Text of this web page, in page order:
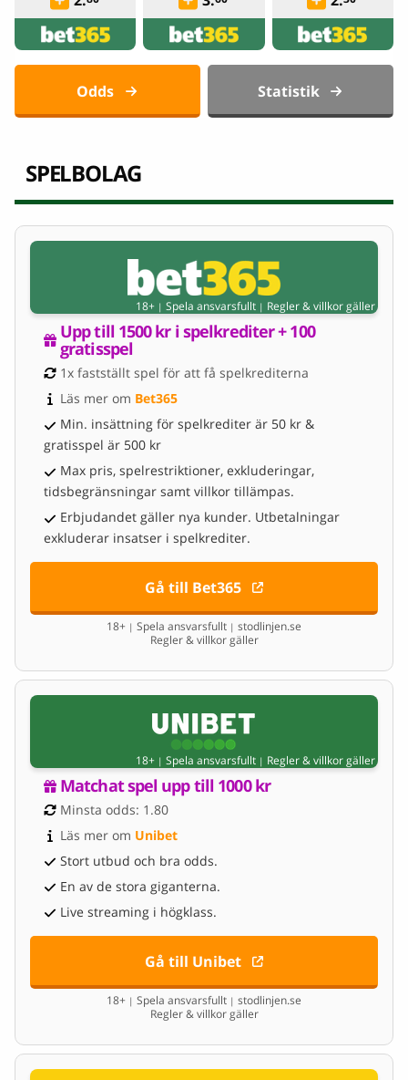
Odds Statistik
SPELBOLAG
18+ | Spela ansvarsfullt | Regler & villkor gäller
Upp till 1500 kr i spelkrediter + 100
gratisspel
1x fastställt spel för att få spelkrediterna
Läs mer om Bet365
Min. insättning för spelkrediter är 50 kr &
gratisspel är 500 kr
Max pris, spelrestriktioner, exkluderingar,
tidsbegränsningar samt villkor tillämpas.
Erbjudandet gäller nya kunder. Utbetalningar
exkluderar insatser i spelkrediter.
Gå till Bet365
18+ | Spela ansvarsfullt | stodlinjen.se
Regler & villkor gäller
18+ | Spela ansvarsfullt | Regler & villkor gäller
Matchat spel upp till 1000 kr
Minsta odds: 1.80
Läs mer om Unibet
Stort utbud och bra odds.
En av de stora giganterna.
Live streaming i högklass.
Gå till Unibet
18+ | Spela ansvarsfullt | stodlinjen.se
Regler & villkor gäller